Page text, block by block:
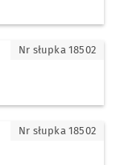
Nr słupka 18502
Nr słupka 18502